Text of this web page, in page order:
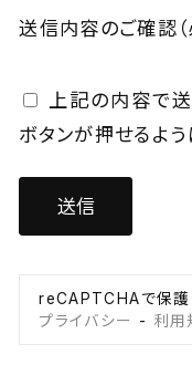
送信内容のご確認
上記の内容で送
ボタンが押せるよう
reCAPTCHAで保護
プライバシー
- 利用